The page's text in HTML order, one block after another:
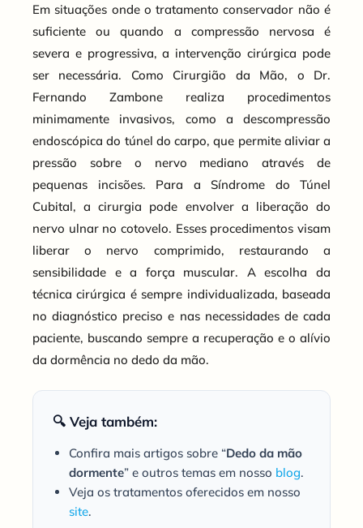
Em situações onde o tratamento conservador não é
suficiente ou quando a compressão nervosa é
severa e progressiva, a intervenção cirúrgica pode
ser necessária. Como Cirurgião da Mão, o Dr.
Fernando Zambone realiza procedimentos
minimamente invasivos, como a descompressão
endoscópica do túnel do carpo, que permite aliviar a
pressão sobre o nervo mediano através de
pequenas incisões. Para a Síndrome do Túnel
Cubital, a cirurgia pode envolver a liberação do
nervo ulnar no cotovelo. Esses procedimentos visam
liberar o nervo comprimido, restaurando a
sensibilidade e a força muscular. A escolha da
técnica cirúrgica é sempre individualizada, baseada
no diagnóstico preciso e nas necessidades de cada
paciente, buscando sempre a recuperação e o alívio
da dormência no dedo da mão.
🔍 Veja também:
Confira mais artigos sobre “Dedo da mão
dormente” e outros temas em nosso blog.
Veja os tratamentos oferecidos em nosso
site.